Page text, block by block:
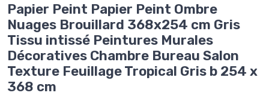
Papier Peint Papier Peint Ombre
Nuages Brouillard 368x254 cm Gris
Tissu intissé Peintures Murales
Décoratives Chambre Bureau Salon
Texture Feuillage Tropical Gris b 254 x
368 cm